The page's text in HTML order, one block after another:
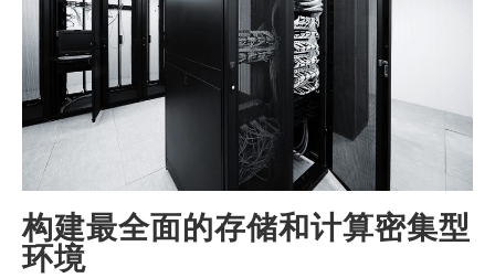
构建最全面的存储和计算密集型
环境